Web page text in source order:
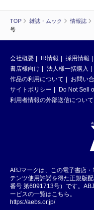
TOP 雑誌・ムック 情報誌
号
会社概要 IR情報 採用情報
書店様向け
法人様一括購入
作品の利用について
お問い
サイトポリシー
Do Not Sell
利用者情報の外部送信について
ABJマークは、この電子書店
テンツ使用許諾を得た正規版
番号 第6091713号）です。
ービスの一覧はこちら。
https://aebs.or.jp/